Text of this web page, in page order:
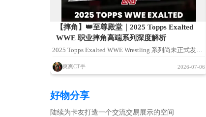
【摔角】👑至尊殿堂｜2025 Topps Exalted
WWE 职业摔角高端系列深度解析
2025 Topps Exalted WWE Wrestling 系列尚未正式发
售，本文依托 Topps 官方披露资讯、WWE 球星卡行业
资料、同高端产品线历年产品经验综合整理分析。如有
爽爽CT手 2026-07-06
好物分享
陆续为卡友打造一个交流交易展示的空间